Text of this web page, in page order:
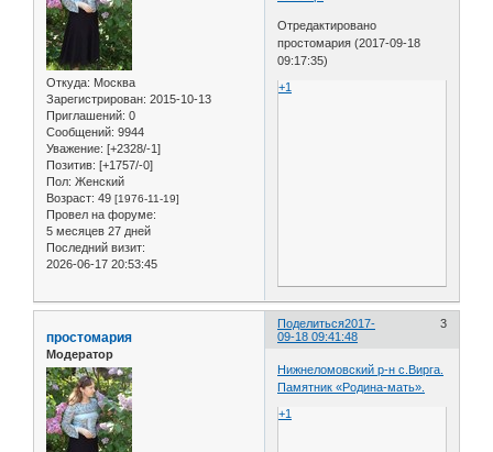
Откуда: Москва
Зарегистрирован: 2015-10-13
Приглашений: 0
Сообщений: 9944
Уважение: [+2328/-1]
Позитив: [+1757/-0]
Пол: Женский
Возраст: 49 [1976-11-19]
Провел на форуме:
5 месяцев 27 дней
Последний визит:
2026-06-17 20:53:45
Отредактировано
простомария (2017-09-18
09:17:35)
+1
Поделиться 3
2017-
09-18 09:41:48
простомария
Модератор
Нижнеломовский р-н с.Вирга.
Памятник «Родина-мать».
+1